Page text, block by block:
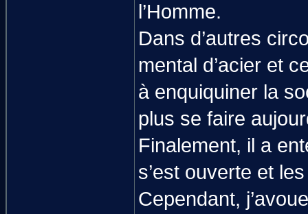
l’Homme.
Dans d’autres
mental d’acier et
à enquiquiner la
plus se faire
Finalement, il a
s’est ouverte et
Cependant,